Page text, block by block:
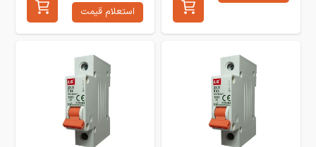
استعلام قیمت